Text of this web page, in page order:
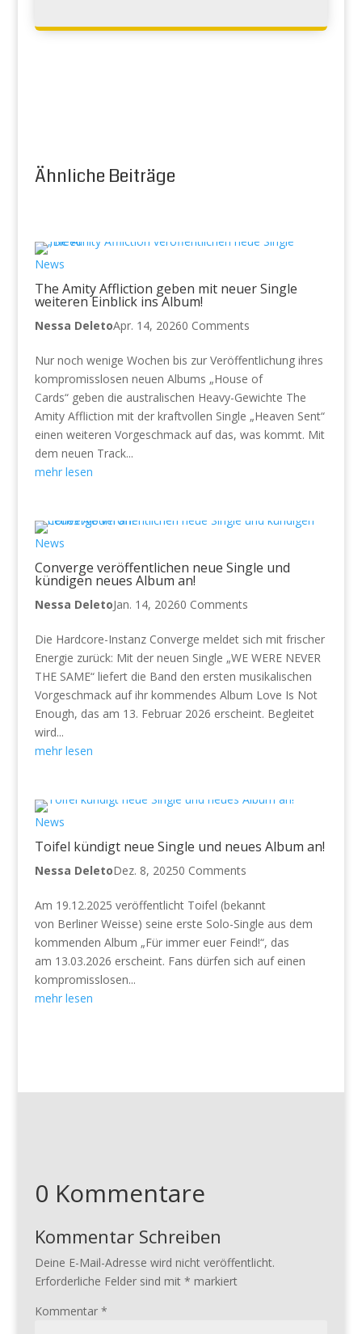
Ähnliche Beiträge
News
The Amity Affliction geben mit neuer Single
weiteren Einblick ins Album!
Nessa DeletoApr. 14, 20260 Comments
Nur noch wenige Wochen bis zur Veröffentlichung ihres
kompromisslosen neuen Albums „House of
Cards“ geben die australischen Heavy-Gewichte The
Amity Affliction mit der kraftvollen Single „Heaven Sent“
einen weiteren Vorgeschmack auf das, was kommt. Mit
dem neuen Track...
mehr lesen
News
Converge veröffentlichen neue Single und
kündigen neues Album an!
Nessa DeletoJan. 14, 20260 Comments
Die Hardcore-Instanz Converge meldet sich mit frischer
Energie zurück: Mit der neuen Single „WE WERE NEVER
THE SAME“ liefert die Band den ersten musikalischen
Vorgeschmack auf ihr kommendes Album Love Is Not
Enough, das am 13. Februar 2026 erscheint. Begleitet
wird...
mehr lesen
News
Toifel kündigt neue Single und neues Album an!
Nessa DeletoDez. 8, 20250 Comments
Am 19.12.2025 veröffentlicht Toifel (bekannt
von Berliner Weisse) seine erste Solo-Single aus dem
kommenden Album „Für immer euer Feind!“, das
am 13.03.2026 erscheint. Fans dürfen sich auf einen
kompromisslosen...
mehr lesen
0 Kommentare
Kommentar Schreiben
Deine E-Mail-Adresse wird nicht veröffentlicht.
Erforderliche Felder sind mit * markiert
Kommentar *